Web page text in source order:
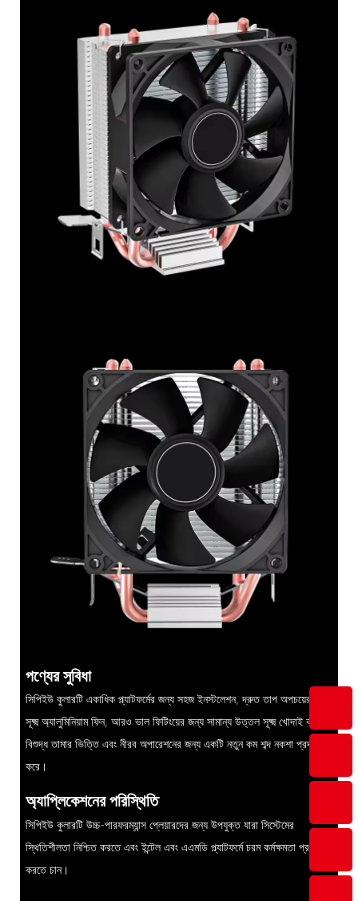
পণ্যের সুবিধা
সিপিইউ কুলারটি একাধিক প্ল্যাটফর্মের জন্য সহজ ইনস্টলেশন, দ্রুত তাপ অপচয়ের জন্য
সূক্ষ্ম অ্যালুমিনিয়াম ফিন, আরও ভাল ফিটিংয়ের জন্য সামান্য উত্তল সূক্ষ্ম খোদাই করা
বিশুদ্ধ তামার ভিত্তি এবং নীরব অপারেশনের জন্য একটি নতুন কম শব্দ নকশা প্রদান
করে।
অ্যাপ্লিকেশনের পরিস্থিতি
সিপিইউ কুলারটি উচ্চ-পারফরম্যান্স প্লেয়ারদের জন্য উপযুক্ত যারা সিস্টেমের
স্থিতিশীলতা নিশ্চিত করতে এবং ইন্টেল এবং এএমডি প্ল্যাটফর্মে চরম কর্মক্ষমতা প্রকাশ
করতে চান।